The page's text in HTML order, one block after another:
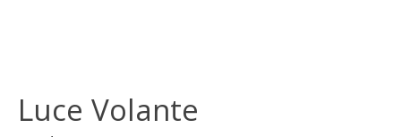
Luce Volante